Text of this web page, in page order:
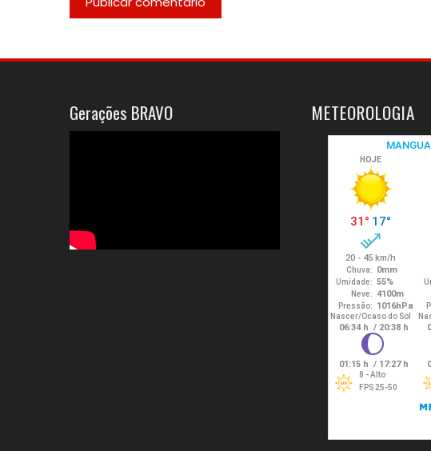
Gerações BRAVO METEOROLOGIA